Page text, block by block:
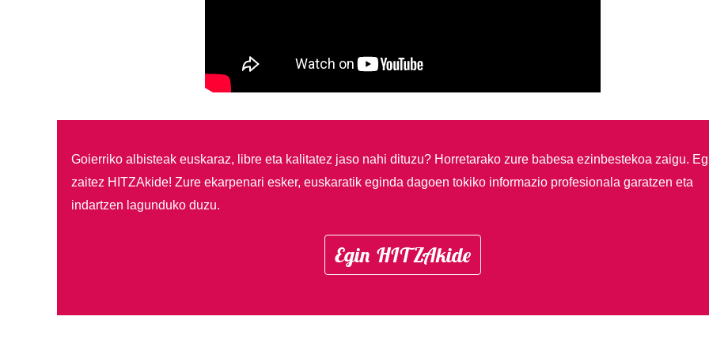
Goierriko albisteak euskaraz, libre eta kalitatez jaso nahi dituzu? Horretarako zure babesa ezinbestekoa zaigu.
zaitez HITZAkide! Zure ekarpenari esker, euskaratik eginda dagoen tokiko informazio profesionala garatzen eta
indartzen lagunduko duzu.
Egin HITZAkide